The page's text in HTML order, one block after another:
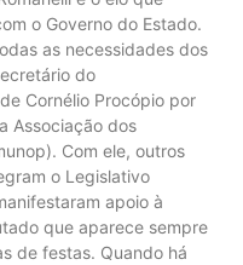
o Governo do Estado.
as necessidades dos
do
Cornélio Procópio por
Associação dos
Com ele, outros
o Legislativo
apoio à
que aparece sempre
de festas. Quando há